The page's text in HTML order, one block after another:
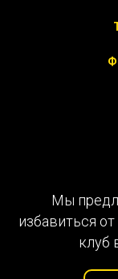
Мы
избавиться
клуб